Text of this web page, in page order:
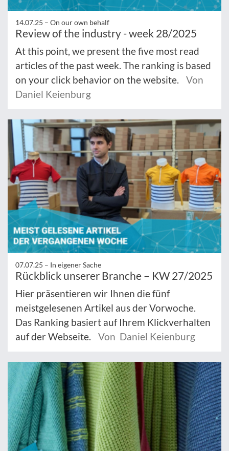
14.07.25 – On our own behalf
Review of the industry - week 28/2025
At this point, we present the five most read
articles of the past week. The ranking is based
on your click behavior on the website.
Von
Daniel Keienburg
07.07.25 – In eigener Sache
Rückblick unserer Branche – KW 27/2025
Hier präsentieren wir Ihnen die fünf
meistgelesenen Artikel aus der Vorwoche.
Das Ranking basiert auf Ihrem Klickverhalten
auf der Webseite.
Von Daniel Keienburg